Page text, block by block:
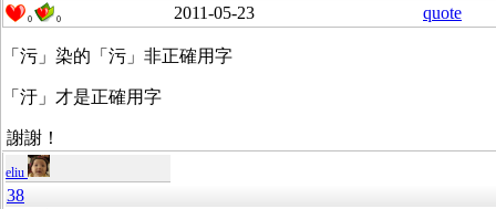
0 0 2011-05-23 quote
「污」染的「污」非正確用字
「汙」才是正確用字
謝謝！
eliu
38